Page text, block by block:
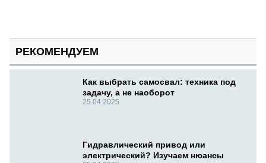
РЕКОМЕНДУЕМ
Как выбрать самосвал: техника под
задачу, а не наоборот
25.04.2025
Гидравлический привод или
электрический? Изучаем нюансы